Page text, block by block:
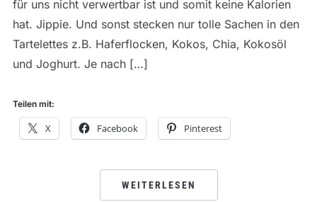
für uns nicht verwertbar ist und somit keine Kalorien
hat. Jippie. Und sonst stecken nur tolle Sachen in den
Tartelettes z.B. Haferflocken, Kokos, Chia, Kokosöl
und Joghurt. Je nach […]
Teilen mit:
X Facebook Pinterest
WEITERLESEN